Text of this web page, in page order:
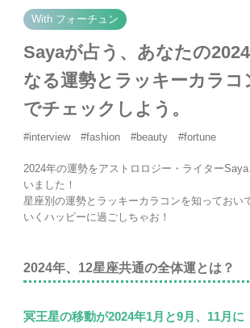
With フォーチュン
Sayaが占う、あなたの
なる運勢とラッキーカラコ
でチェックしよう。
#interview #fashion #beauty #fortune
2024年の運勢をアストロロジー・ライター
いました！
星座別の運勢とラッキーカラコンを知っておい
いくハッピーに過ごしちゃお！
2024年、12星座共通の全体運とは？
冥王星の移動が2024年1月と9月、11月に